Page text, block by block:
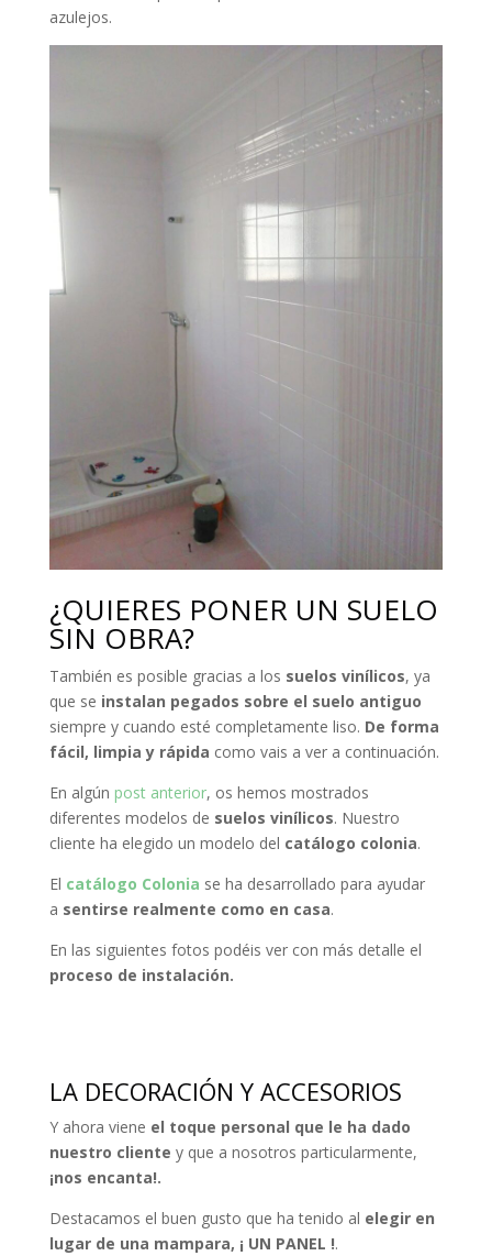
azulejos.
¿QUIERES PONER UN SUELO
SIN OBRA?
También es posible gracias a los suelos vinílicos, ya
que se instalan pegados sobre el suelo antiguo
siempre y cuando esté completamente liso. De forma
fácil, limpia y rápida como vais a ver a continuación.
En algún post anterior, os hemos mostrados
diferentes modelos de suelos vinílicos. Nuestro
cliente ha elegido un modelo del catálogo colonia.
El catálogo Colonia se ha desarrollado para ayudar
a sentirse realmente como en casa.
En las siguientes fotos podéis ver con más detalle el
proceso de instalación.
LA DECORACIÓN Y ACCESORIOS
Y ahora viene el toque personal que le ha dado
nuestro cliente y que a nosotros particularmente,
¡nos encanta!.
Destacamos el buen gusto que ha tenido al elegir en
lugar de una mampara, ¡ UN PANEL !.